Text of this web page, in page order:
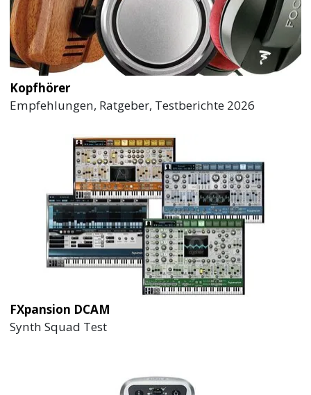
Kopfhörer
Empfehlungen, Ratgeber, Testberichte 2026
FXpansion DCAM
Synth Squad Test